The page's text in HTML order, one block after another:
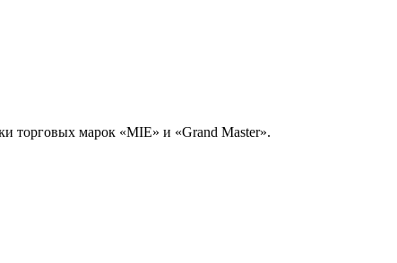
торговых марок «MIE» и «Grand Master».